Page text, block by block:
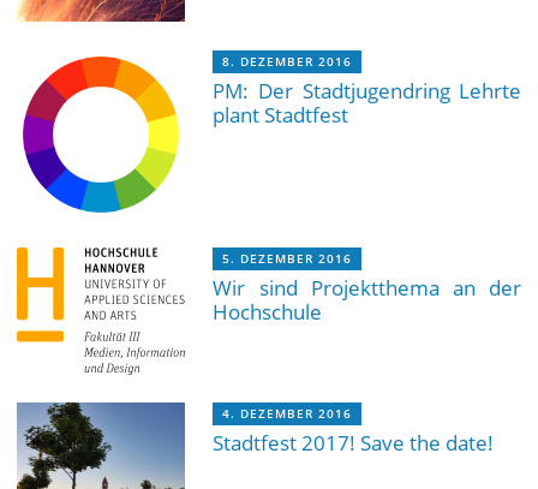
8. DEZEMBER 2016
PM: Der Stadtjugendring Lehrte
plant Stadtfest
5. DEZEMBER 2016
Wir sind Projektthema an der
Hochschule
4. DEZEMBER 2016
Stadtfest 2017! Save the date!